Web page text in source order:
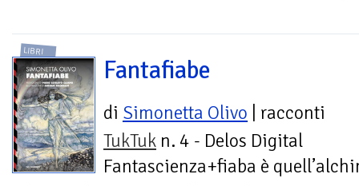
LIBRI
Fantafiabe
di Simonetta Olivo | racconti
TukTuk n. 4 - Delos Digital
Fantascienza+fiaba è